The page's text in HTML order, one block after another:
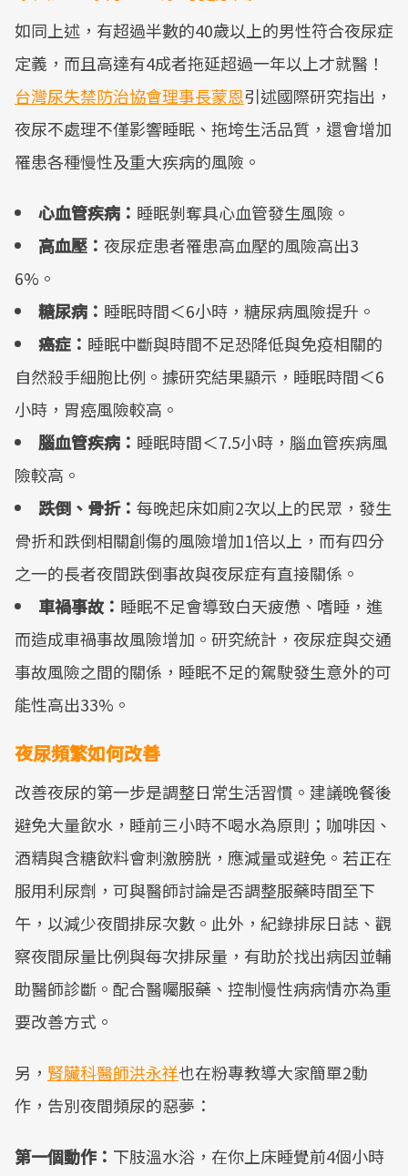
如同上述，有超過半數的40歲以上的男性符合夜尿症
定義，而且高達有4成者拖延超過一年以上才就醫！
台灣尿失禁防治協會理事長蒙恩引述國際研究指出，
夜尿不處理不僅影響睡眠、拖垮生活品質，還會增加
罹患各種慢性及重大疾病的風險。
心血管疾病： 睡眠剝奪具心血管發生風險。
高血壓： 夜尿症患者罹患高血壓的風險高出3
6%。
糖尿病： 睡眠時間＜6小時，糖尿病風險提升。
癌症： 睡眠中斷與時間不足恐降低與免疫相關的
自然殺手細胞比例。據研究結果顯示，睡眠時間＜6
小時，胃癌風險較高。
腦血管疾病： 睡眠時間＜7.5小時，腦血管疾病風
險較高。
跌倒、骨折： 每晚起床如廁2次以上的民眾，發生
骨折和跌倒相關創傷的風險增加1倍以上，而有四分
之一的長者夜間跌倒事故與夜尿症有直接關係。
車禍事故： 睡眠不足會導致白天疲憊、嗜睡，進
而造成車禍事故風險增加。研究統計，夜尿症與交通
事故風險之間的關係，睡眠不足的駕駛發生意外的可
能性高出33%。
夜尿頻繁如何改善
改善夜尿的第一步是調整日常生活習慣。建議晚餐後
避免大量飲水，睡前三小時不喝水為原則；咖啡因、
酒精與含糖飲料會刺激膀胱，應減量或避免。若正在
服用利尿劑，可與醫師討論是否調整服藥時間至下
午，以減少夜間排尿次數。此外，紀錄排尿日誌、觀
察夜間尿量比例與每次排尿量，有助於找出病因並輔
助醫師診斷。配合醫囑服藥、控制慢性病病情亦為重
要改善方式。
另， 腎臟科醫師洪永祥也在粉專教導大家簡單2動
作，告別夜間頻尿的惡夢：
第一個動作： 下肢溫水浴，在你上床睡覺前4個小時